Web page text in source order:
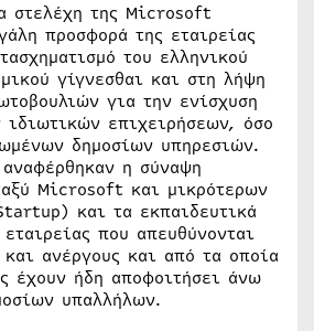
στελέχη της Microsoft
προσφορά της εταιρείας
του ελληνικού
γίγνεσθαι και στη λήψη
για την ενίσχυση
επιχειρήσεων, όσο
δημοσίων υπηρεσιών.
η σύναψη
Microsoft και μικρότερων
και τα εκπαιδευτικά
που απευθύνονται
ανέργους και από τα οποία
έχουν ήδη αποφοιτήσει άνω
υπαλλήλων.